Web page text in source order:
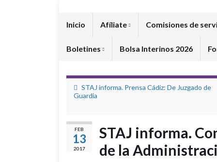
Inicio Afíliate Comisiones de
Boletines Bolsa Interinos 2026
STAJ informa. Prensa Cádiz: De Juzgado de
Guardia
FEB
13
2017
STAJ informa.
de la